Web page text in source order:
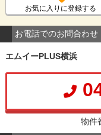
お気に入りに登録する
お電話でのお問合わせ
エムイーPLUS横浜
物件